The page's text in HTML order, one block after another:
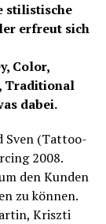
stilistische
erfreut sich
Color,
Traditional
dabei.
Sven (Tattoo-
2008.
den Kunden
zu können.
Kriszti